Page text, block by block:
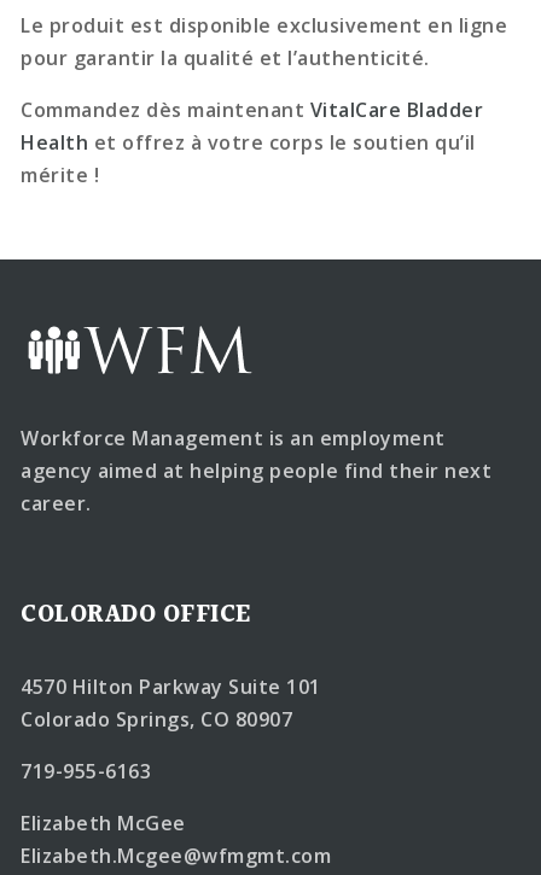
Le produit est disponible exclusivement en ligne
pour garantir la qualité et l’authenticité.
Commandez dès maintenant VitalCare Bladder
Health et offrez à votre corps le soutien qu’il
mérite !
Workforce Management is an employment
agency aimed at helping people find their next
career.
COLORADO OFFICE
4570 Hilton Parkway Suite 101
Colorado Springs, CO 80907
719-955-6163
Elizabeth McGee
Elizabeth.Mcgee@wfmgmt.com